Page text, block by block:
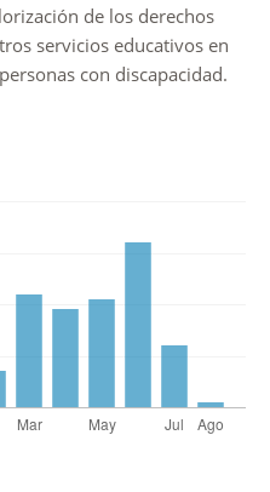
de los derechos
servicios educativos en
con discapacidad.